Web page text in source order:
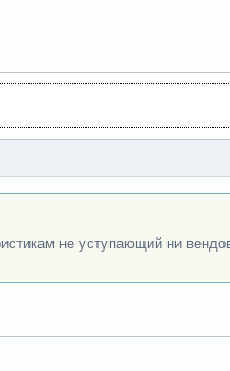
не уступающий ни